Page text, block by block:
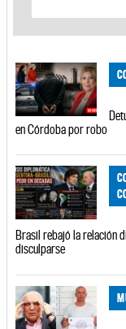
en Córdoba por robo
Brasil rebajó la relación
disculparse